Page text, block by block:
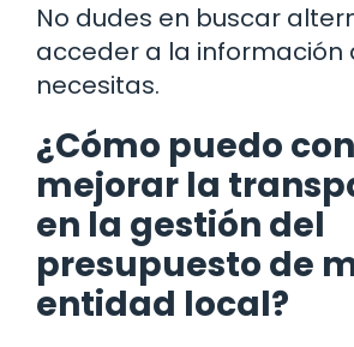
No dudes en buscar
acceder a la información
necesitas.
¿Cómo puedo
mejorar la
en la gestión del
presupuesto de
entidad local?